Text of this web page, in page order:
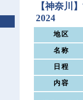
【神奈川
2024
地区
名称
日程
内容